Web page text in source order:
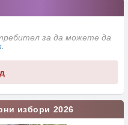
за да можете да
избори 2026